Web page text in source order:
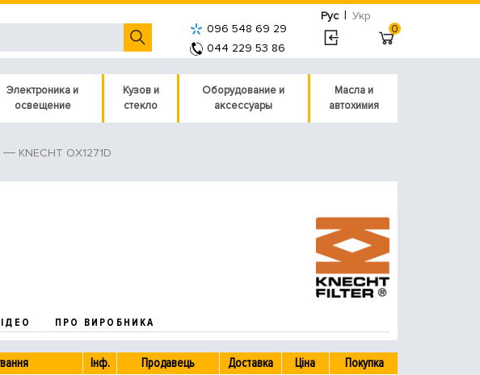
Рус | Укр
096 548 69 29
044 229 53 86
0
Электроника и
освещение
Кузов и
стекло
Оборудование и
аксессуары
Масла и
автохимия
KNECHT OX1271D
ПРО ВИРОБНИКА
Інф. Продавець Доставка Ціна Покупка